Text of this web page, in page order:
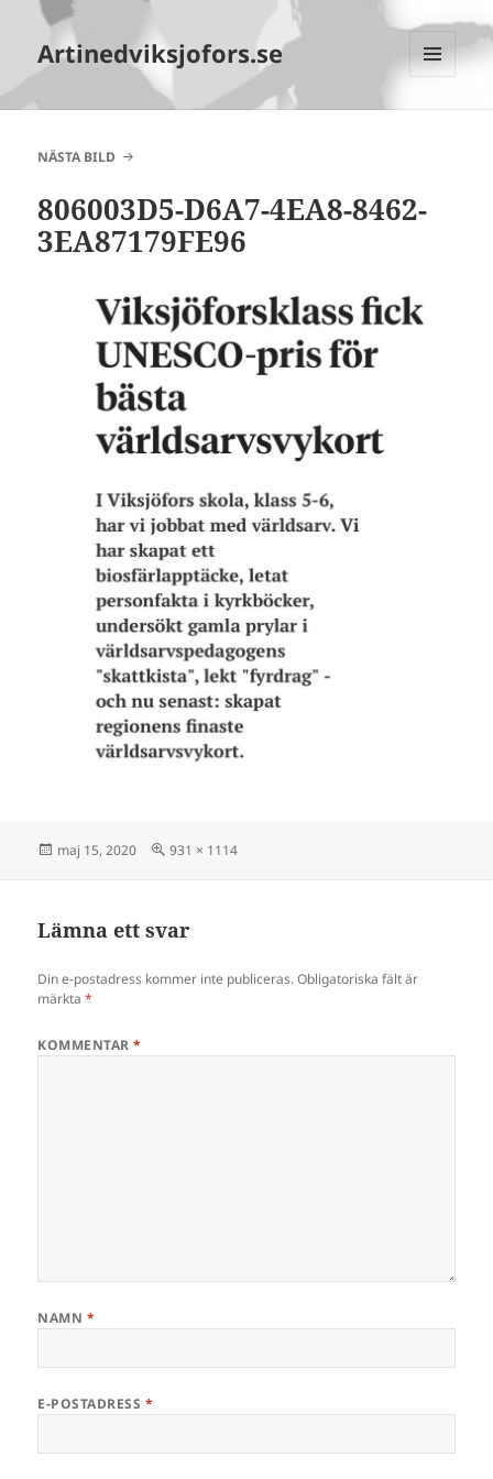
Artinedviksjofors.se
NÄSTA BILD
806003D5-D6A7-4EA8-8462-
3EA87179FE96
Postat
maj 15, 2020
Full
931 × 1114
Lämna ett svar
Din e-postadress kommer inte publiceras. Obligatoriska fält är
märkta*
KOMMENTAR*
NAMN *
E-POSTADRESS *